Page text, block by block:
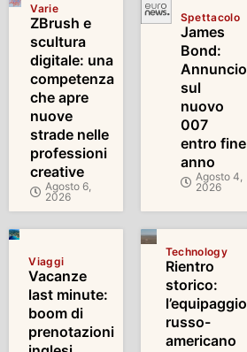
Varie
ZBrush e
scultura
digitale: una
competenza
che apre
nuove
strade nelle
professioni
creative
Agosto 6,
2026
Spettacolo
James
Bond:
Annuncio
sul
nuovo
007
entro fine
anno
Agosto 4,
2026
Viaggi
Vacanze
last minute:
boom di
prenotazioni
Technology
Rientro
storico:
l’equipaggio
russo-
americano